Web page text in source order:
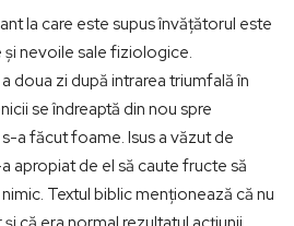
la care este supus învățătorul este
nevoile sale fiziologice.
doua zi după intrarea triumfală în
se îndreaptă din nou spre
a făcut foame. Isus a văzut de
apropiat de el să caute fructe să
Textul biblic menționează că nu